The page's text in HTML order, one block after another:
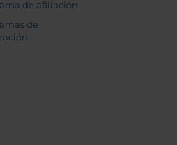
de afiliación
de